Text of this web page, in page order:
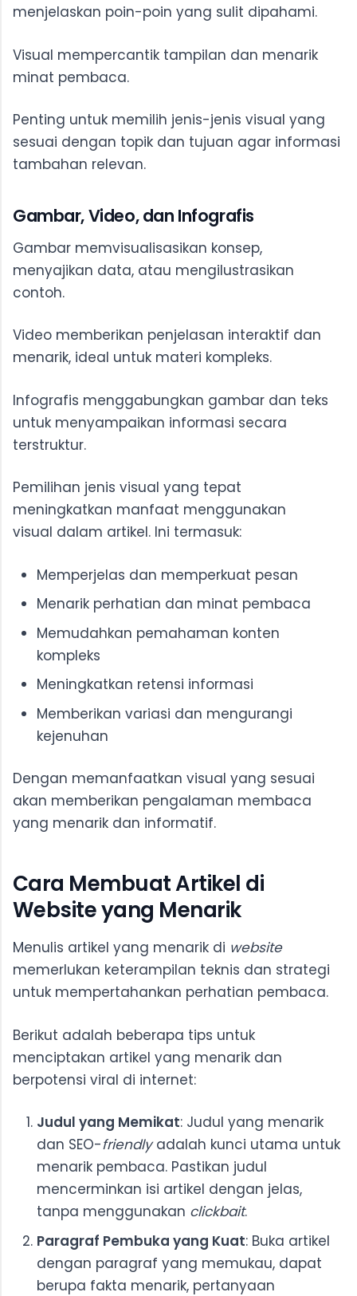
menjelaskan poin-poin yang sulit dipahami.
Visual mempercantik tampilan dan menarik
minat pembaca.
Penting untuk memilih jenis-jenis visual yang
sesuai dengan topik dan tujuan agar informasi
tambahan relevan.
Gambar, Video, dan Infografis
Gambar memvisualisasikan konsep,
menyajikan data, atau mengilustrasikan
contoh.
Video memberikan penjelasan interaktif dan
menarik, ideal untuk materi kompleks.
Infografis menggabungkan gambar dan teks
untuk menyampaikan informasi secara
terstruktur.
Pemilihan jenis visual yang tepat
meningkatkan manfaat menggunakan
visual dalam artikel. Ini termasuk:
Memperjelas dan memperkuat pesan
Menarik perhatian dan minat pembaca
Memudahkan pemahaman konten
kompleks
Meningkatkan retensi informasi
Memberikan variasi dan mengurangi
kejenuhan
Dengan memanfaatkan visual yang sesuai
akan memberikan pengalaman membaca
yang menarik dan informatif.
Cara Membuat Artikel di
Website yang Menarik
Menulis artikel yang menarik di website
memerlukan keterampilan teknis dan strategi
untuk mempertahankan perhatian pembaca.
Berikut adalah beberapa tips untuk
menciptakan artikel yang menarik dan
berpotensi viral di internet:
Judul yang Memikat: Judul yang menarik
dan SEO-friendlyadalah kunci utama untuk
menarik pembaca. Pastikan judul
mencerminkan isi artikel dengan jelas,
tanpa menggunakan clickbait.
Paragraf Pembuka yang Kuat: Buka artikel
dengan paragraf yang memukau, dapat
berupa fakta menarik, pertanyaan